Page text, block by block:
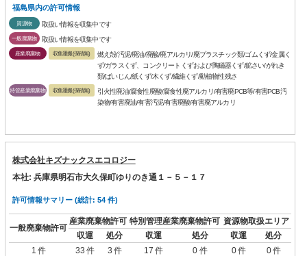
福島県内の許可情報
資源物 取扱い情報を収集中です
一般廃棄物 取扱い情報を収集中です
産業廃棄物 収集運搬(保積無)
燃え殻/汚泥/廃油/廃酸/廃アルカリ/廃プラスチック類/ゴムくず/金属く
ず/ガラスくず、コンクリートくずおよび陶磁器くず/鉱さい/がれき
類/ばいじん/紙くず/木くず/繊維くず/動植物性残さ
特管産業廃棄物 収集運搬(保積無)
引火性廃油/腐食性廃酸/腐食性廃アルカリ/有害廃PCB等/有害PCB汚
染物/有害廃油/有害汚泥/有害廃酸/有害廃アルカリ
株式会社キズナックスエコロジー
本社: 兵庫県明石市大久保町ゆりのき通１－５－１７
許可情報サマリー (総計: 54 件)
一般廃棄物許可
産業廃棄物許可 特別管理産業廃棄物許可 資源物取扱エリア
収運
処分 収運 処分 収運
処分
1 件
33 件 3 件 17 件 0 件 0 件 0 件